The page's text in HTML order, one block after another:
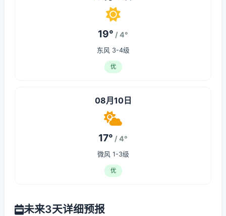
19° / 4°
东风 3-4级
优
08月10日
17° / 4°
微风 1-3级
优
未来3天详细预报